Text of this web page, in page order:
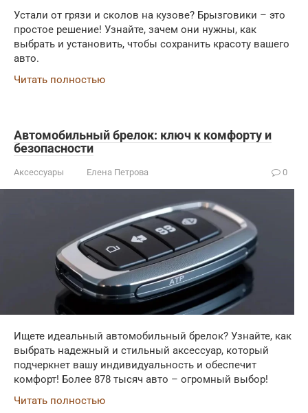
Устали от грязи и сколов на кузове? Брызговики – это
простое решение! Узнайте, зачем они нужны, как
выбрать и установить, чтобы сохранить красоту вашего
авто.
Читать полностью
Автомобильный брелок: ключ к комфорту и
безопасности
Аксессуары Елена Петрова 0
Ищете идеальный автомобильный брелок? Узнайте, как
выбрать надежный и стильный аксессуар, который
подчеркнет вашу индивидуальность и обеспечит
комфорт! Более 878 тысяч авто – огромный выбор!
Читать полностью